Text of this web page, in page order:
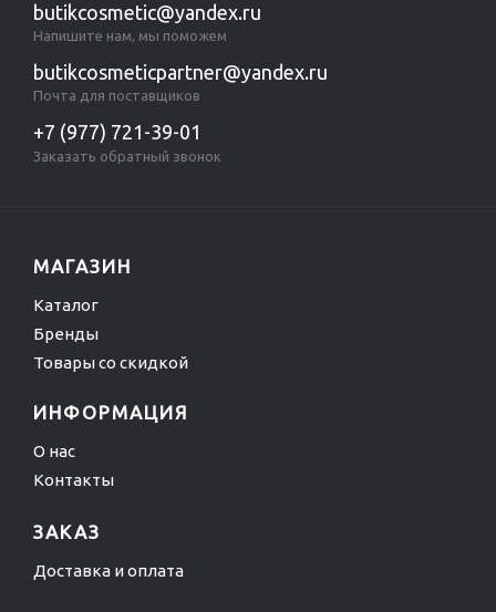
butikcosmetic@yandex.ru
Напишите нам, мы поможем
butikcosmeticpartner@yandex.ru
Почта для поставщиков
+7 (977) 721-39-01
Заказать обратный звонок
МАГАЗИН
Каталог
Бренды
Товары со скидкой
ИНФОРМАЦИЯ
О нас
Контакты
ЗАКАЗ
Доставка и оплата